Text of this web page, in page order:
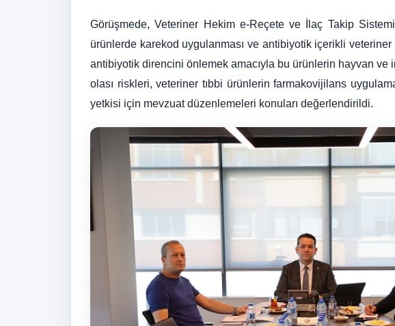
Görüşmede, Veteriner Hekim e-Reçete ve İlaç Takip
ürünlerde karekod uygulanması ve antibiyotik içerikli
antibiyotik direncini önlemek amacıyla bu ürünlerin hayvan ve
olası riskleri, veteriner tıbbi ürünlerin farmakovijilans
yetkisi için mevzuat düzenlemeleri konuları değerlendirildi.